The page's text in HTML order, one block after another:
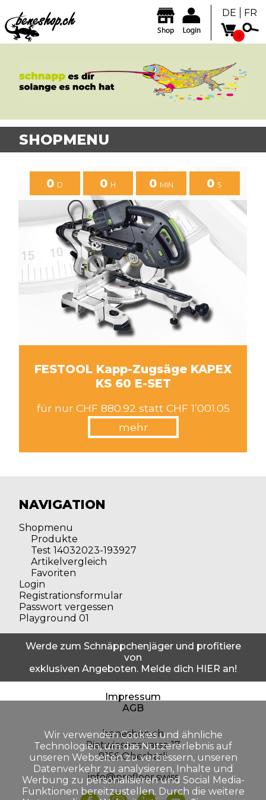
DE FR
0
SHOPMENU
0 D 0 H 0 MIN 0 S
FESTOOL Kapp-Zugsäge KAPEX
KS 60 E-SET
für nur CHF 880.92 statt CHF 1’001.05
mehr
NAVIGATION
Shopmenu
Produkte
Test 14032023-193927
Artikelvergleich
Favoriten
Login
Registrationsformular
Passwort vergessen
Playground 01
Werde zum Schnäppchenjäger und profitiere
von
exklusiven Angeboten. Melde dich HIER an!
Impressum
AGB
beneshop.ch
Rietwiesenstrasse 17
8156 Oberhasli
info@profloor.swiss
Wir verwenden Cookies und ähnliche
Technologien, um das Nutzererlebnis auf
unseren Webseiten zu verbessern, unseren
Datenverkehr zu analysieren, Inhalte und
Werbung zu personalisieren und Social Media-
Funktionen bereitzustellen. Durch die weitere